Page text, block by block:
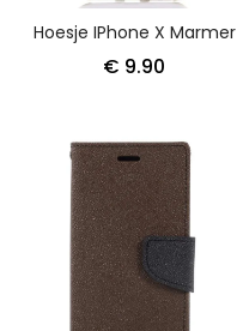
Hoesje IPhone X Marmer
€ 9.90